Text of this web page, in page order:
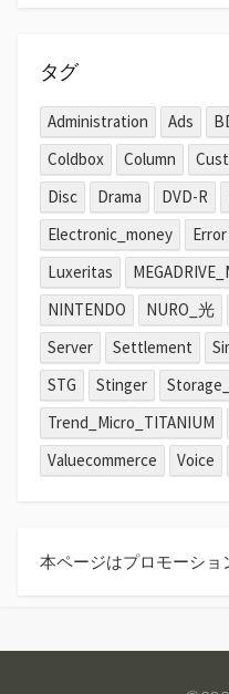
タグ
Administration Ads
Coldbox
Column
Disc
Drama DVD-R
Electronic_money
Error
Luxeritas
NINTENDO
NURO_光
Server
Settlement
STG
Stinger
Trend_Micro_TITANIUM
Valuecommerce
Voice
本ページはプロモーショ